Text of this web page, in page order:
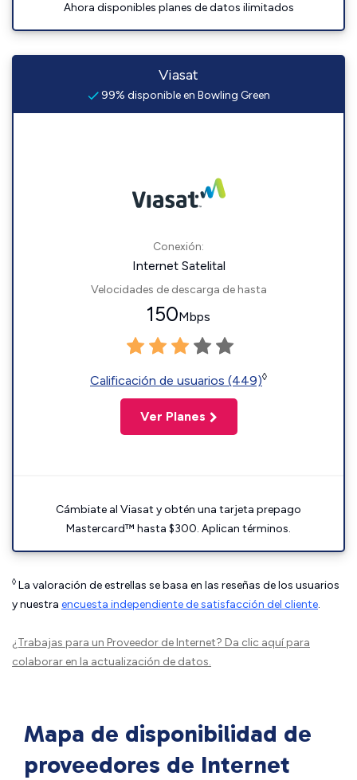
Ahora disponibles planes de datos ilimitados
Viasat
99% disponible en Bowling Green
Conexión:
Internet Satelital
Velocidades de descarga de hasta
150Mbps
Calificación de usuarios (449)◊
Ver Planes
Cámbiate al Viasat y obtén una tarjeta prepago
Mastercard™ hasta $300. Aplican términos.
◊ La valoración de estrellas se basa en las reseñas de los usuarios
y nuestra encuesta independiente de satisfacción del cliente.
¿Trabajas para un Proveedor de Internet? Da clic aquípara
colaborar en la actualización de datos.
Mapa de disponibilidad de
proveedores de Internet